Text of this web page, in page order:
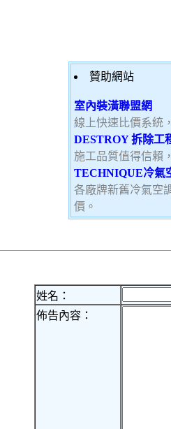
贊助網站
室內裝潢聯盟網
線上快速比價系統
DESTROY 拆除工
施工品質值得信賴
TECHNIQUE冷氣
各廠牌新舊冷氣空
價。
姓名：
佈告內容：